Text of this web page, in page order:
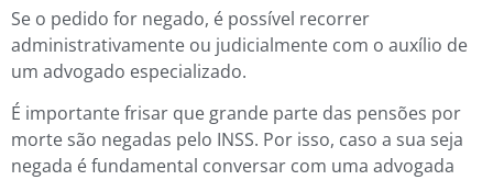
Se o pedido for negado, é possível recorrer
administrativamente ou judicialmente com o auxílio de
um advogado especializado.
É importante frisar que grande parte das pensões por
morte são negadas pelo INSS. Por isso, caso a sua seja
negada é fundamental conversar com uma advogada